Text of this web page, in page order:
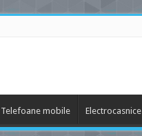
Telefoane mobile Electrocasnice